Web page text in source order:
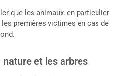
que les animaux, en particulier
premières victimes en cas de
nature et les arbres